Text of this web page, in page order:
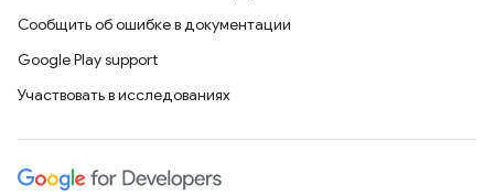
Сообщить об ошибке в документации
Google Play support
Участвовать в исследованиях